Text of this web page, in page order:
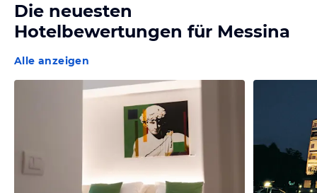
Die neuesten
Hotelbewertungen für Messina
Alle anzeigen